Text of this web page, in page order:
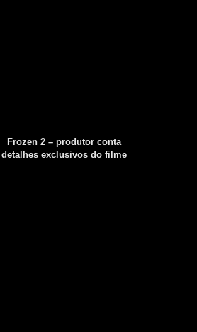
Frozen 2 – produtor conta
detalhes exclusivos do filme